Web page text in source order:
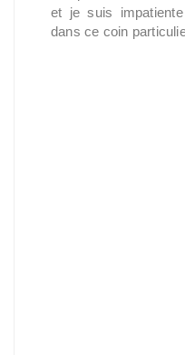
et je suis
dans ce coin